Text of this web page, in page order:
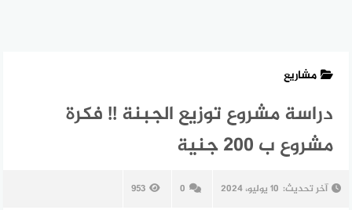
مشاريع
دراسة مشروع توزيع الجبنة !! فكرة
مشروع ب 200 جنية
آخر تحديث: 10 يوليو، 2024 0
953